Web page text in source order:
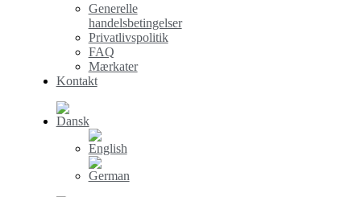
Generelle
handelsbetingelser
Privatlivspolitik
FAQ
Mærkater
Kontakt